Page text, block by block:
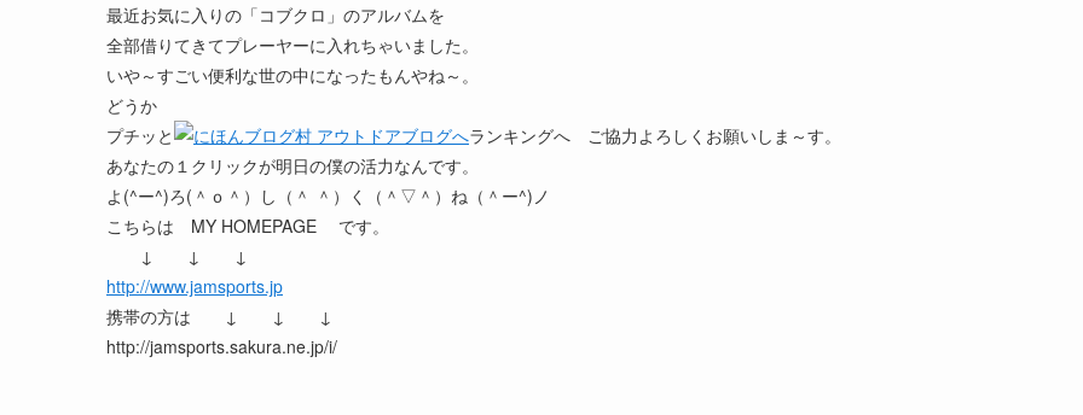
最近お気に入りの「コブクロ」のアルバムを
全部借りてきてプレーヤーに入れちゃいました。
いや～すごい便利な世の中になったもんやね～。
どうか
プチッと
ランキングへ ご協力よろしくお願いしま～す。
あなたの１クリックが明日の僕の活力なんです。
よ(^ー^)ろ(＾ｏ＾）し（＾ ＾）く（＾▽＾）ね（＾ー^)ノ
こちらは MY HOMEPAGE です。
↓ ↓ ↓
http://www.jamsports.jp
携帯の方は ↓ ↓ ↓
http://jamsports.sakura.ne.jp/i/